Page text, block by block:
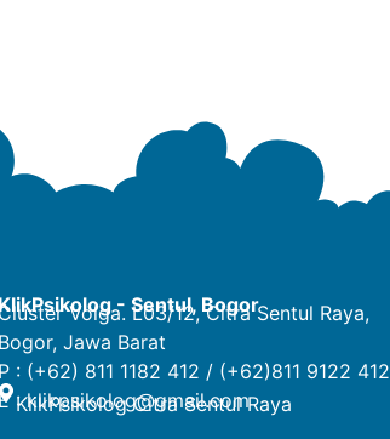
KlikPsikolog - Sentul, Bogor
Cluster Volga. L03/12, Citra Sentul Raya,
Bogor, Jawa Barat
P : (+62) 811 1182 412 / (+62)811 9122 412
E :klikpsikolog@gmail.com
KlikPsikolog Citra Sentul Raya